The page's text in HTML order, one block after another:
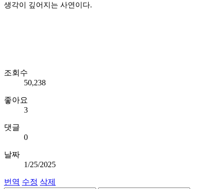
생각이 깊어지는 사연이다.
조회수
50,238
좋아요
3
댓글
0
날짜
1/25/2025
번역 수정 삭제